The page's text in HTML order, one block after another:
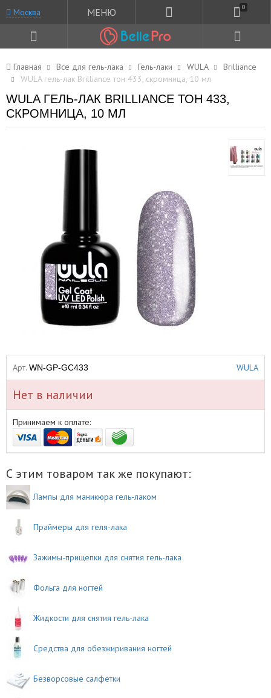
Москва МЕНЮ 0
Главная Все для гель-лака Гель-лаки WULA
Brilliance
WULA гель-лак Brilliance тон 433, скромница, 10 мл
WULA ГЕЛЬ-ЛАК BRILLIANCE ТОН 433,
СКРОМНИЦА, 10 МЛ
Арт. WN-GP-GC433 WULA
Нет в наличии
Принимаем к оплате:
С этим товаром так же покупают:
Лампы для маникюра гель-лаком
Праймеры для геля-лака
Зажимы-прищепки для снятия гель-лака
Фольга для ногтей
Жидкости для снятия гель-лака
Средства для обезжиривания ногтей
Безворсовые салфетки